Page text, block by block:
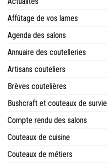
Affûtage de vos lames
Agenda des salons
Annuaire des coutelleries
Artisans couteliers
Brèves coutelières
Bushcraft et couteaux de survie
Compte rendu des salons
Couteaux de cuisine
Couteaux de métiers